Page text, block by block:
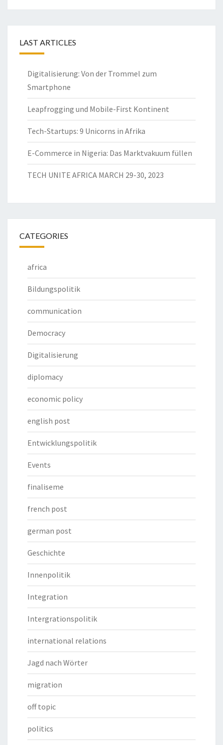
LAST ARTICLES
Digitalisierung: Von der Trommel zum
Smartphone
Leapfrogging und Mobile-First Kontinent
Tech-Startups: 9 Unicorns in Afrika
E-Commerce in Nigeria: Das Marktvakuum füllen
TECH UNITE AFRICA MARCH 29-30, 2023
CATEGORIES
africa
Bildungspolitik
communication
Democracy
Digitalisierung
diplomacy
economic policy
english post
Entwicklungspolitik
Events
finaliseme
french post
german post
Geschichte
Innenpolitik
Integration
Intergrationspolitik
international relations
Jagd nach Wörter
migration
off topic
politics